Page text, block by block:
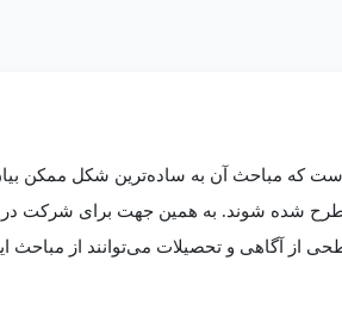
است که مباحث آن به ساده‌ترین شکل ممکن
شده شوند. به همین جهت برای شرکت در
از آگاهی و تحصیلات می‌توانند از مباحث